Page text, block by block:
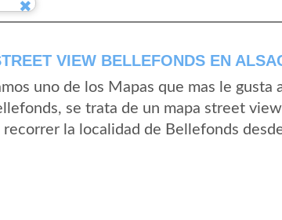
VIEW BELLEFONDS EN
uno de los Mapas que mas le gusta
se trata de un mapa street
la localidad de Bellefonds